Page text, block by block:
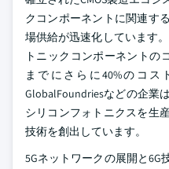
クコンポーネントに関連す
場供給が迅速化しています
トニックコンポーネントの
までにさらに40%のコス
GlobalFoundriesなどの企業
シリコンフォトニクスを生
技術を創出しています。
5Gネットワークの展開と6G